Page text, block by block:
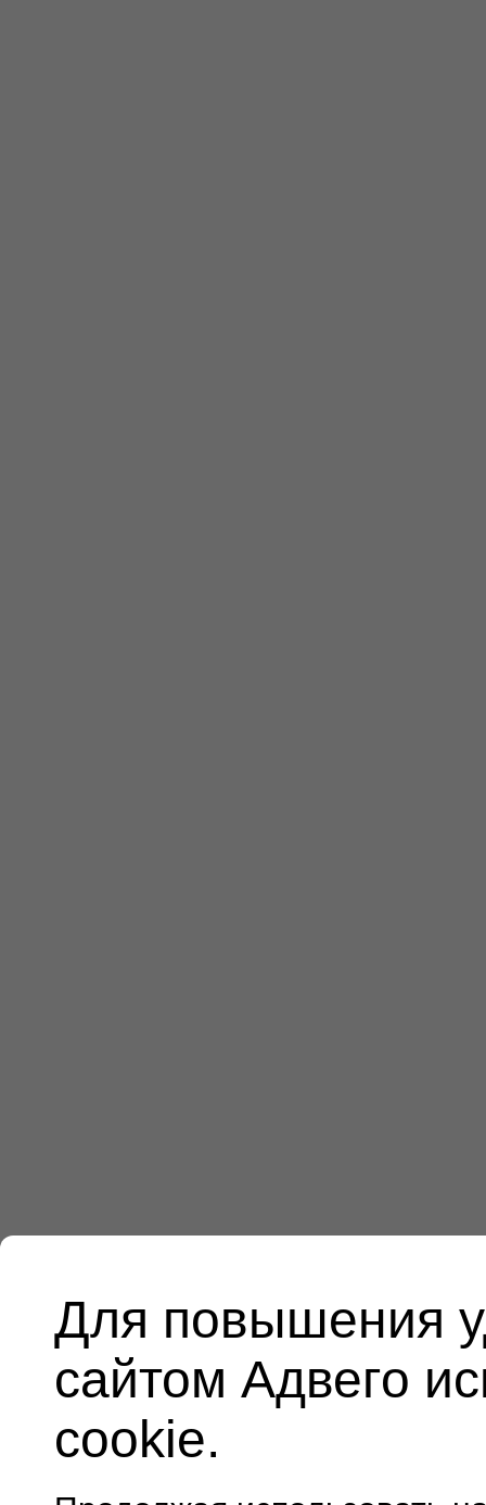
Для повышения
сайтом Адвего
cookie.